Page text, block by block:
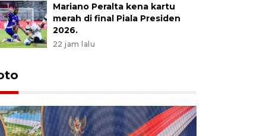
Mariano Peralta kena kartu
merah di final Piala Presiden
2026.
22 jam lalu